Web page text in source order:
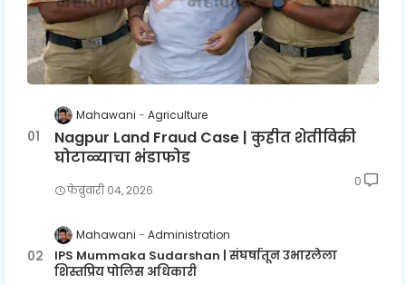
Mahawani Agriculture
Nagpur Land Fraud Case | कुहीत शेतीविक्री
घोटाळ्याचा भंडाफोड
फेब्रुवारी ०४, २०२६
0
Mahawani Administration
IPS Mummaka Sudarshan | संघर्षातून उभारलेला
शिस्तप्रिय पोलिस अधिकारी